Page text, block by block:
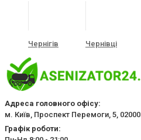
Чернігів Чернівці
Адреса головного офісу:
м. Київ, Проспект Перемоги, 5, 02000
Графік роботи: